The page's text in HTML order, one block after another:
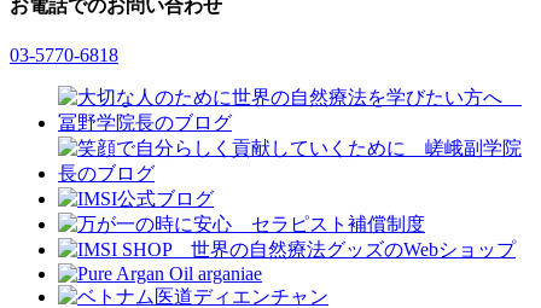
お電話でのお問い合わせ
03-5770-6818